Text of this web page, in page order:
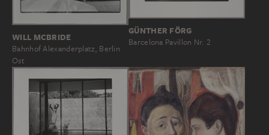
WILL MCBRIDE
Bahnhof Alexanderplatz, Berlin
Ost
GÜNTHER FÖRG
Barcelona Pavillon Nr. 2